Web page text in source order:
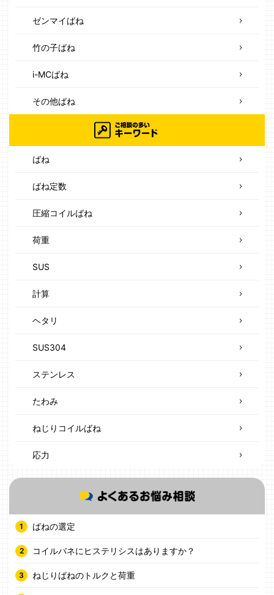
ゼンマイばね
竹の子ばね
i-MCばね
その他ばね
ばね
ばね定数
圧縮コイルばね
荷重
SUS
計算
ヘタリ
SUS304
ステンレス
たわみ
ねじりコイルばね
応力
ばねの選定
コイルバネにヒステリシスはありますか？
ねじりばねのトルクと荷重